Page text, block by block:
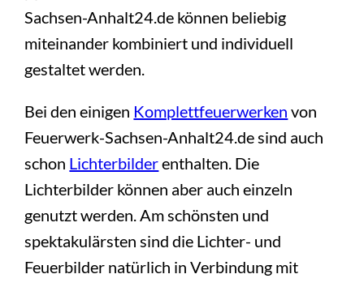
Sachsen-Anhalt24.de können beliebig
miteinander kombiniert und individuell
gestaltet werden.
Bei den einigen Komplettfeuerwerken von
Feuerwerk-Sachsen-Anhalt24.de sind auch
schon Lichterbilderenthalten. Die
Lichterbilder können aber auch einzeln
genutzt werden. Am schönsten und
spektakulärsten sind die Lichter- und
Feuerbilder natürlich in Verbindung mit